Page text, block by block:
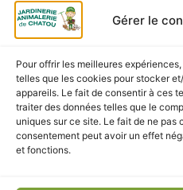
Gérer le
Pour offrir les meilleures
telles que les cookies pour stocker
appareils. Le fait de consentir à ces
traiter des données telles que le
uniques sur ce site. Le fait de ne pas
consentement peut avoir un effet
et fonctions.
notre boutique en ligne, avec
FranceetClick & Collect
CES
VOUS